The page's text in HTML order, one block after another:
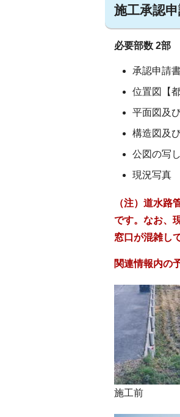
施工承認
必要部数 2部
承認申請
位置図【
平面図及
構造図及
公図の写し
現況写真
（注）道水
です。なお、
窓口が混雑し
関連情報内の
施工前